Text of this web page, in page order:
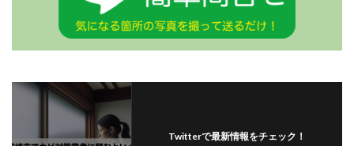
Twitterで最新情報をチェック！